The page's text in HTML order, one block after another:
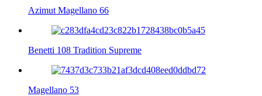
Azimut Magellano 66
Benetti 108 Tradition Supreme
Magellano 53